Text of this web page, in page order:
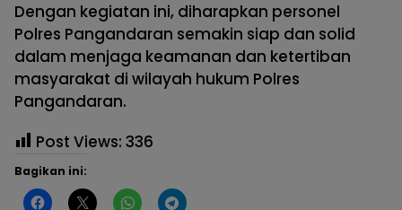
Dengan kegiatan ini, diharapkan personel
Polres Pangandaran semakin siap dan solid
dalam menjaga keamanan dan ketertiban
masyarakat di wilayah hukum Polres
Pangandaran.
Post Views: 336
Bagikan ini: